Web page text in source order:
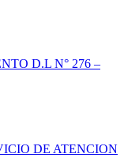
D.L N° 276 –
DE ATENCION